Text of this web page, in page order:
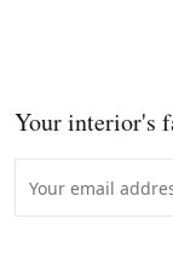
Your interior's